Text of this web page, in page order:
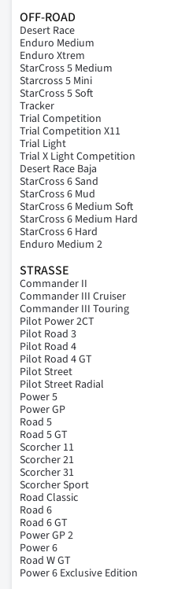
OFF-ROAD
Desert Race
Enduro Medium
Enduro Xtrem
StarCross 5 Medium
Starcross 5 Mini
StarCross 5 Soft
Tracker
Trial Competition
Trial Competition X11
Trial Light
Trial X Light Competition
Desert Race Baja
StarCross 6 Sand
StarCross 6 Mud
StarCross 6 Medium Soft
StarCross 6 Medium Hard
StarCross 6 Hard
Enduro Medium 2
STRASSE
Commander II
Commander III Cruiser
Commander III Touring
Pilot Power 2CT
Pilot Road 3
Pilot Road 4
Pilot Road 4 GT
Pilot Street
Pilot Street Radial
Power 5
Power GP
Road 5
Road 5 GT
Scorcher 11
Scorcher 21
Scorcher 31
Scorcher Sport
Road Classic
Road 6
Road 6 GT
Power GP 2
Power 6
Road W GT
Power 6 Exclusive Edition